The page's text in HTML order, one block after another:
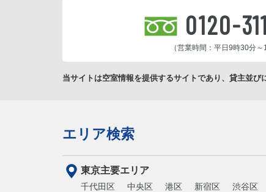
0120-
（営業時間：平日9時30分～
当サイトは空室情報を提供するサイトであり、貸主並び
エリア検索
東京主要エリア
千代田区 中央区 港区 新宿区 渋谷区